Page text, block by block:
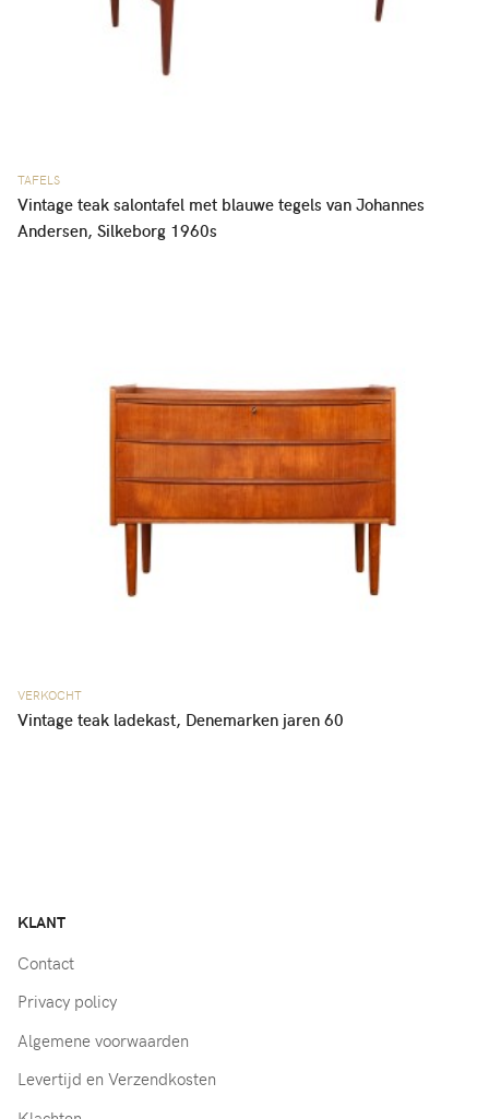
TAFELS
Vintage teak salontafel met blauwe tegels van Johannes
Andersen, Silkeborg 1960s
VERKOCHT
Vintage teak ladekast, Denemarken jaren 60
KLANT
Contact
Privacy policy
Algemene voorwaarden
Levertijd en Verzendkosten